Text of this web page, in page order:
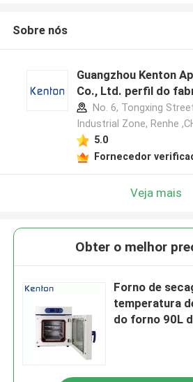
Sobre nós
Guangzhou Kenton
Co., Ltd. perfil do
No. 6, Tongxing
Industrial Zone, Renhe
5.0
Fornecedor
Veja mais
Obter o melhor
Forno de
temperatura
do forno 90L